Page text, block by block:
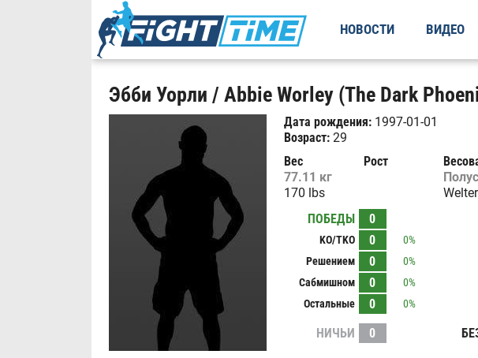
НОВОСТИ ВИДЕО
Эбби Уорли / Abbie Worley (The Dark
Дата рождения:1997-01-01
Возраст:29
Вес
77.11 кг
170 lbs
Рост
ПОБЕДЫ
0
KO/TKO 0
0%
Решением
0
0%
Сабмишном
0
0%
Остальные
0 0%
НИЧЬИ 0